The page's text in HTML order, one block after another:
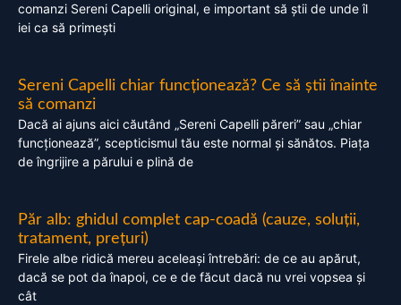
comanzi Sereni Capelli original, e important să știi de unde îl
iei ca să primești
Sereni Capelli chiar funcționează? Ce să știi înainte
să comanzi
Dacă ai ajuns aici căutând „Sereni Capelli păreri” sau „chiar
funcționează”, scepticismul tău este normal și sănătos. Piața
de îngrijire a părului e plină de
Păr alb: ghidul complet cap-coadă (cauze, soluții,
tratament, prețuri)
Firele albe ridică mereu aceleași întrebări: de ce au apărut,
dacă se pot da înapoi, ce e de făcut dacă nu vrei vopsea și
cât